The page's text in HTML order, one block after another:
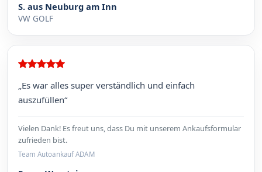
S. aus Neuburg am Inn
VW GOLF
„Es war alles super verständlich und einfach
auszufüllen“
Vielen Dank! Es freut uns, dass Du mit unserem Ankaufsformular
zufrieden bist.
Team Autoankauf ADAM